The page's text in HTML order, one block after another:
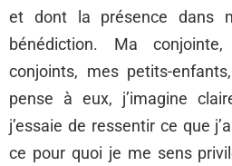
et dont la présence dans
bénédiction. Ma
conjoints, mes petits-
pense à eux, j’imagine
j’essaie de ressentir ce que
ce pour quoi je me sens